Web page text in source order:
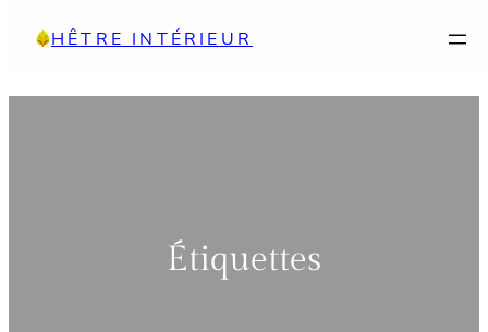
HÊTRE INTÉRIEUR
Étiquettes